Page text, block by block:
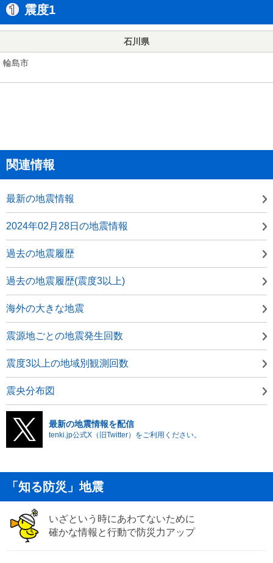
震度1
石川県
輪島市
関連情報
最新の地震情報
2024年02月28日の地震情報
過去の地震履歴
過去の地震履歴(震度3以上)
海外の大きな地震
震源地ごとの地震発生回数
震度3以上の地域別観測回数
震央分布図
最新の地震情報を配信
tenki.jp公式X（旧Twitter）をご利用ください。
「知る防災」地震
いざという時にあわてないために
確かな情報と行動で防災力アップ